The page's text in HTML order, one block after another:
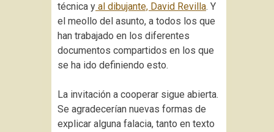
técnica y al dibujante, David Revilla. Y
el meollo del asunto, a todos los que
han trabajado en los diferentes
documentos compartidos en los que
se ha ido definiendo esto.
La invitación a cooperar sigue abierta.
Se agradecerían nuevas formas de
explicar alguna falacia, tanto en texto